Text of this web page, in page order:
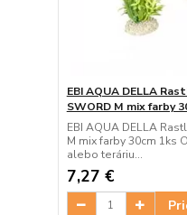
EBI AQUA DELLA
SWORD M mix farby
EBI AQUA DELLA
M mix farby 30cm 1ks
alebo teráriu...
7,27 €